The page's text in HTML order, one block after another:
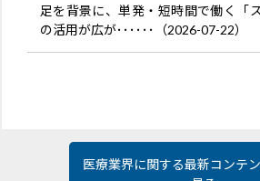
足を背景に、単発・短時間で働く「
の活用が広が･･････（2026-07-22）
医療業界に関する最新コンテ